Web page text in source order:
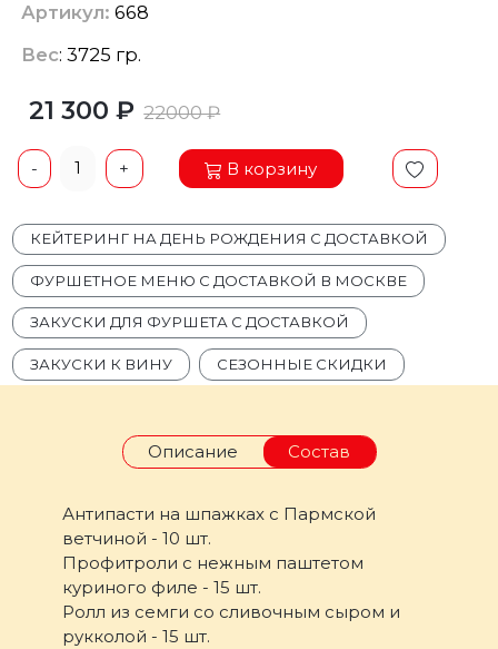
Артикул: 668
Вес: 3725 гр.
21 300 ₽ 22000 ₽
- 1 + В корзину
КЕЙТЕРИНГ НА ДЕНЬ РОЖДЕНИЯ С ДОСТАВКОЙ
ФУРШЕТНОЕ МЕНЮ С ДОСТАВКОЙ В МОСКВЕ
ЗАКУСКИ ДЛЯ ФУРШЕТА С ДОСТАВКОЙ
ЗАКУСКИ К ВИНУ СЕЗОННЫЕ СКИДКИ
Описание Состав
Антипасти на шпажках с Пармской
ветчиной - 10 шт.
Профитроли с нежным паштетом
куриного филе - 15 шт.
Ролл из семги со сливочным сыром и
рукколой - 15 шт.